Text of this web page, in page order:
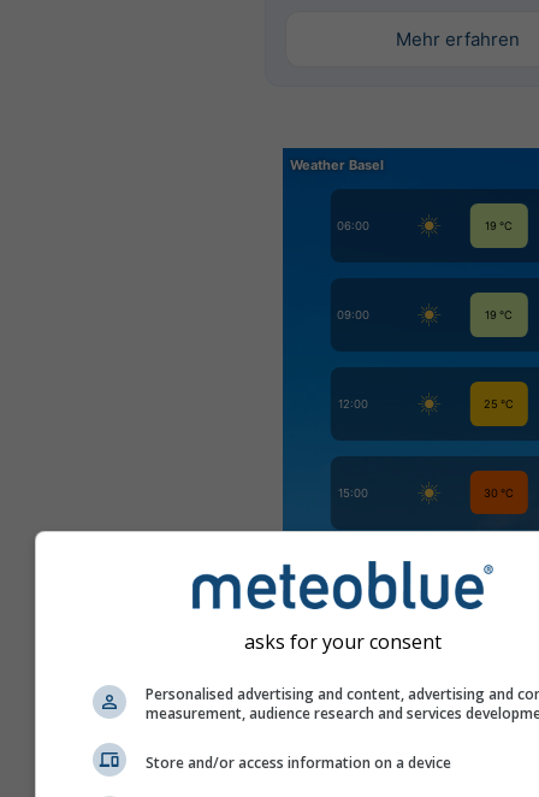
Mehr erfahren
asks for your consent
Personalised advertising and content, advertising and
measurement, audience research and services
Store and/or access information on a device